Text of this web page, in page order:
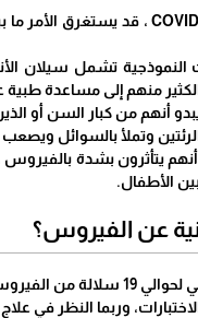
النموذجية تشمل سيلان
منهم إلى مساعدة طبية
أنهم من كبار السن أو
وتملأ بالسوائل
يتأثرون بشدة بالفيروس
الأطفال.
عن الفيروس؟
جميع أنحاء العالم.
وربما النظر في